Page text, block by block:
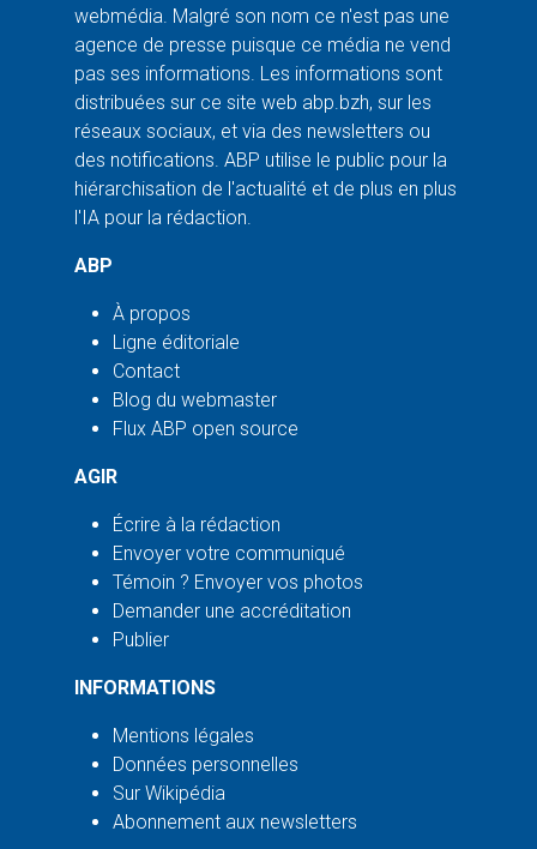
webmédia. Malgré son nom ce n'est pas une
agence de presse puisque ce média ne vend
pas ses informations. Les informations sont
distribuées sur ce site web abp.bzh, sur les
réseaux sociaux, et via des newsletters ou
des notifications. ABP utilise le public pour la
hiérarchisation de l'actualité et de plus en plus
l'IA pour la rédaction.
ABP
À propos
Ligne éditoriale
Contact
Blog du webmaster
Flux ABP open source
AGIR
Écrire à la rédaction
Envoyer votre communiqué
Témoin ? Envoyer vos photos
Demander une accréditation
Publier
INFORMATIONS
Mentions légales
Données personnelles
Sur Wikipédia
Abonnement aux newsletters